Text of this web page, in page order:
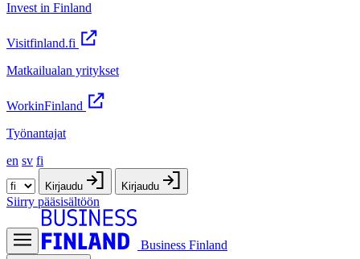
Invest in Finland
Visitfinland.fi
Matkailualan yritykset
WorkinFinland
Työnantajat
en sv fi
Kirjaudu Kirjaudu
Siirry pääsisältöön
Business Finland